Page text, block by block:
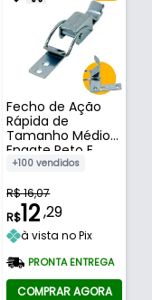
Fecho de Ação
Rápida de
Tamanho Médio
Engate Reto E
Mola Curva 104
+100 vendidos
R$ 16,07
R$12,29
à vista no Pix
PRONTA ENTREGA
COMPRAR AGORA